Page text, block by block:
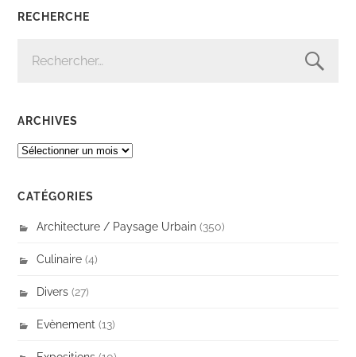
RECHERCHE
ARCHIVES
ARCHIVES
CATÉGORIES
Architecture / Paysage Urbain (350)
Culinaire (4)
Divers (27)
Evènement (13)